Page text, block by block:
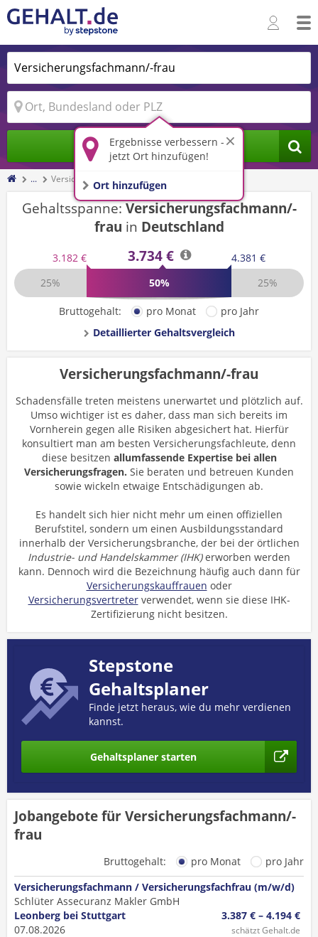
Ergebnisse verbessern -
jetzt Ort hinzufügen!
Ort hinzufügen
Jobs finden
... Versicherungsfachmann/-frau
Gehaltsspanne:Versicherungsfachmann/-
frau in Deutschland
3.182 € 3.734 €
4.381 €
25%
50% 25%
Bruttogehalt: pro Monat
pro Jahr
Detaillierter Gehaltsvergleich
Versicherungsfachmann/-frau
Schadensfälle treten meistens unerwartet und plötzlich auf.
Umso wichtiger ist es daher, dass man sich bereits im
Vornherein gegen alle Risiken abgesichert hat. Hierfür
konsultiert man am besten Versicherungsfachleute, denn
diese besitzen allumfassende Expertise bei allen
Versicherungsfragen. Sie beraten und betreuen Kunden
sowie wickeln etwaige Entschädigungen ab.
Es handelt sich hier nicht mehr um einen offiziellen
Berufstitel, sondern um einen Ausbildungsstandard
innerhalb der Versicherungsbranche, der bei der örtlichen
Industrie- und Handelskammer (IHK)erworben werden
kann. Dennoch wird die Bezeichnung häufig auch dann für
Versicherungskauffrauen oder
Versicherungsvertreterverwendet, wenn sie diese IHK-
Zertifizierung nicht besitzen.
Stepstone
Gehaltsplaner
Finde jetzt heraus, wie du mehr verdienen
kannst.
Gehaltsplaner starten
Jobangebote für Versicherungsfachmann/-
frau
Bruttogehalt: pro Monat
pro Jahr
Versicherungsfachmann / Versicherungsfachfrau (m/w/d)
Schlüter Assecuranz Makler GmbH
Leonberg bei Stuttgart
07.08.2026
3.387 € – 4.194 €
schätzt Gehalt.de